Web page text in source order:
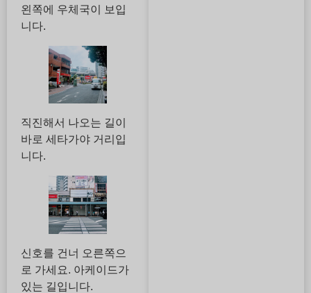
왼쪽에 우체국이 보입
니다.
직진해서 나오는 길이
바로 세타가야 거리입
니다.
신호를 건너 오른쪽으
로 가세요. 아케이드가
있는 길입니다.